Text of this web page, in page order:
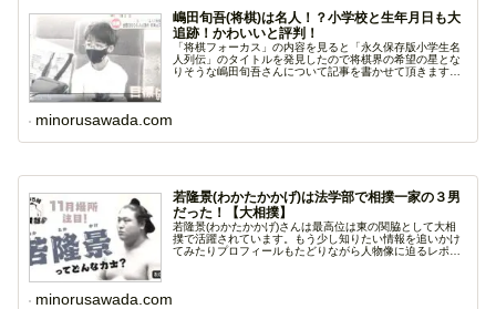
嶋田旬吾(将棋)は名人！？小学校と生年月日も大
追跡！かわいいと評判！
「将棋フォーカス」の内容を見ると「永久保存版小学生名
人列伝」のタイトルを発見したので将棋界の希望の星とな
りそうな嶋田旬吾さんについて記事を書かせて頂きます。
minorusawada.com
若隆景(わかたかかげ)は法学部で相撲一家の３男
だった！【大相撲】
若隆景(わかたかかげ)さんは最高位は東の関脇として大相
撲で活躍されています。もう少し知りたい情報を追いかけ
てみたりプロフィールもたどりながら人物像に迫るレポー
minorusawada.com